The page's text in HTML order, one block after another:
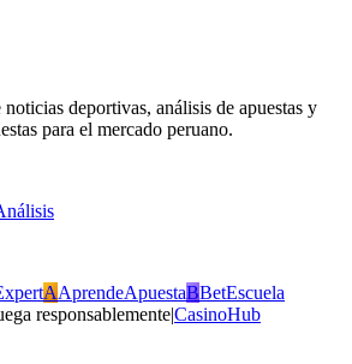
deportivas, análisis de apuestas y
para el mercado peruano.
AAprendeApuestaBBetEscuela
responsablemente|CasinoHub